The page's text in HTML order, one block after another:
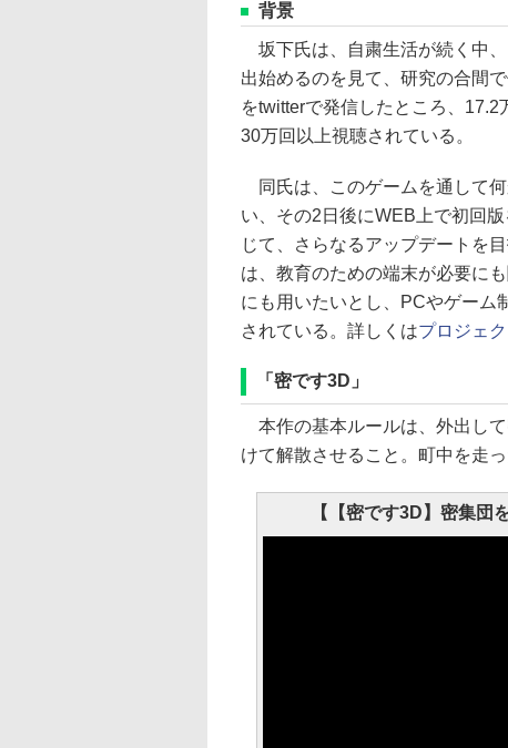
背景
坂下氏は、自粛生活が続く中
出始めるのを見て、研究の合間
をtwitterで発信したところ、
30万回以上視聴されている。
同氏は、このゲームを通して
い、その2日後にWEB上で初回
じて、さらなるアップデートを
は、教育のための端末が必要に
にも用いたいとし、PCやゲーム
されている。詳しくはプロジェ
「密です3D」
本作の基本ルールは、外出し
けて解散させること。町中を走
【【密です3D】密集団